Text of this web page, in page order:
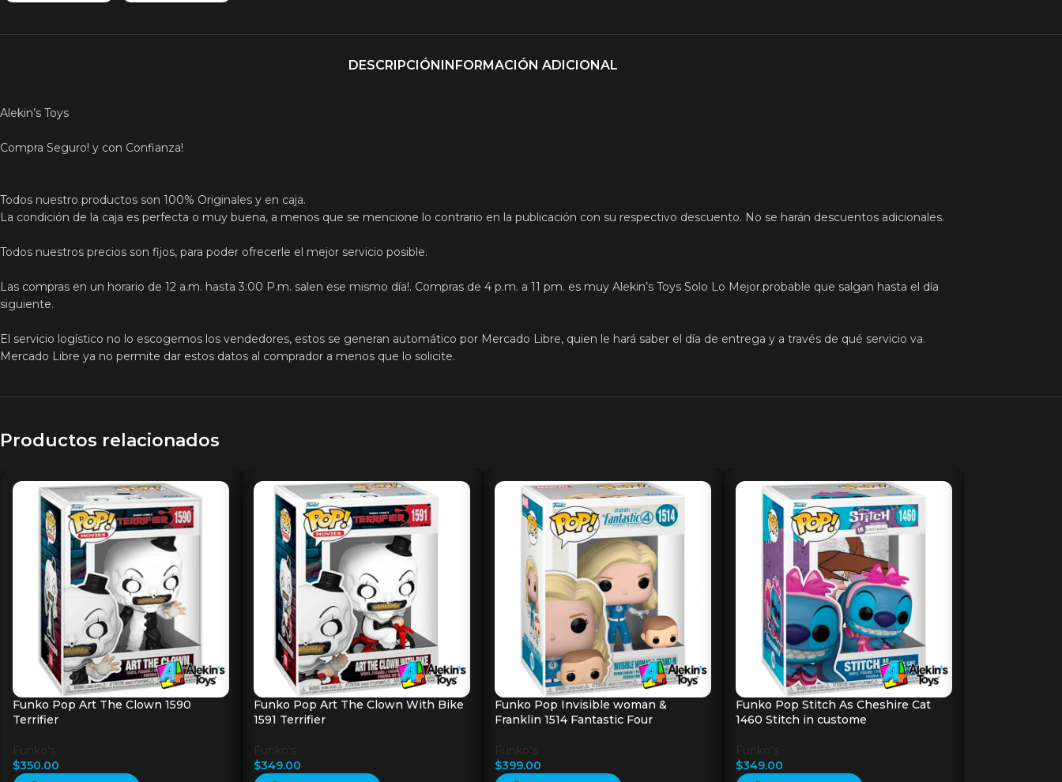
DESCRIPCIÓNINFORMACIÓN ADICIONAL
Alekin’s Toys
Compra Seguro! y con Confianza!
Todos nuestro productos son 100% Originales y en caja.
La condición de la caja es perfecta o muy buena, a menos que se mencione lo contrario en la publicación con su respectivo descuento. No se harán descuentos adicionales.
Todos nuestros precios son fijos, para poder ofrecerle el mejor servicio posible.
Las compras en un horario de 12 a.m. hasta 3:00 P.m. salen ese mismo día!. Compras de 4 p.m. a 11 pm. es muy Alekin’s Toys Solo Lo Mejor.probable que salgan hasta el día
siguiente.
El servicio logístico no lo escogemos los vendedores, estos se generan automático por Mercado Libre, quien le hará saber el día de entrega y a través de qué servicio va.
Mercado Libre ya no permite dar estos datos al comprador a menos que lo solicite.
Productos relacionados
Funko Pop Art The Clown 1590
Terrifier
Funko's
$350.00
Funko Pop Art The Clown With Bike
1591 Terrifier
Funko's
$349.00
Funko Pop Invisible woman &
Franklin 1514 Fantastic Four
Funko's
$399.00
Funko Pop Stitch As Cheshire Cat
1460 Stitch in custome
Funko's
$349.00